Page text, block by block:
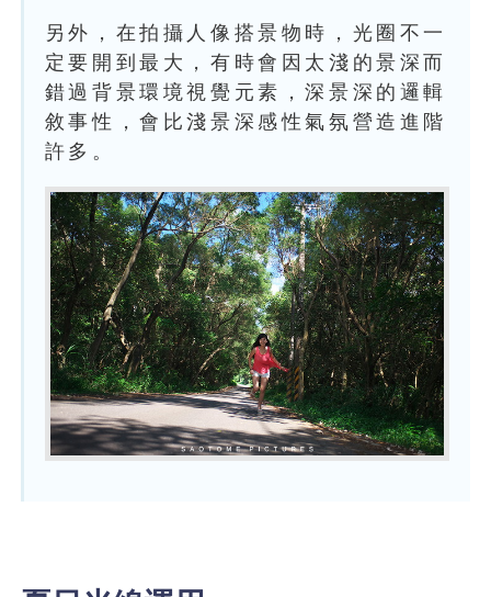
另外，在拍攝人像搭景物時，光圈不一
定要開到最大，有時會因太淺的景深而
錯過背景環境視覺元素，深景深的邏輯
敘事性，會比淺景深感性氣氛營造進階
許多。